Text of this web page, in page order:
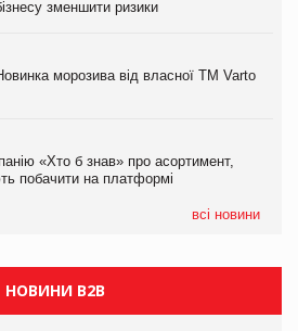
зменшити ризики
морозива від власної ТМ Varto
«Хто б знав» про асортимент,
побачити на платформі
всі новини
зменшити ризики
морозива від власної ТМ Varto
«Хто б знав» про асортимент,
побачити на платформі
на 9%
НОВИНИ B2B